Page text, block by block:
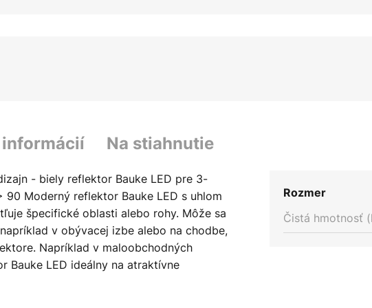
Na stiahnutie
- biely reflektor Bauke LED pre 3-
90 Moderný reflektor Bauke LED s uhlom
špecifické oblasti alebo rohy. Môže sa
v obývacej izbe alebo na chodbe,
Napríklad v maloobchodných
Bauke LED ideálny na atraktívne
produktov, pričom mu dokonale pomáha
Rozmer
Čistá hmotnosť